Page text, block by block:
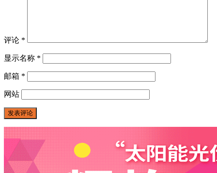
评论 *
显示名称 *
邮箱 *
网站